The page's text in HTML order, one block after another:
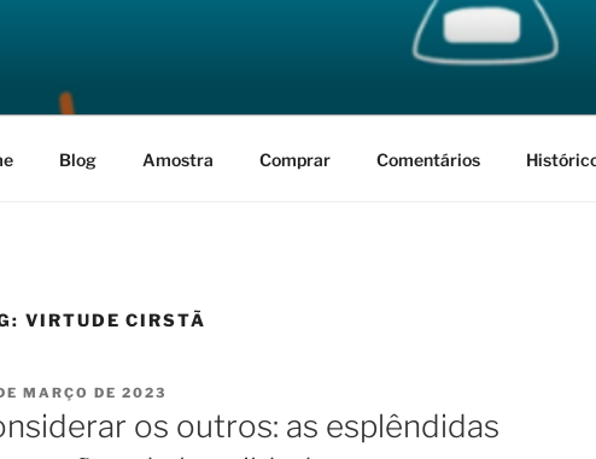
BOA PARTE
Blog Amostra Comprar Comentários
VIRTUDE CIRSTÃ
MARÇO DE 2023
os outros: as esplêndidas